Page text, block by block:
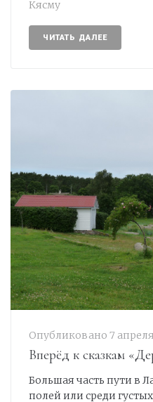
Кясму
ЧИТАТЬ ДАЛЕЕ
Опубликовано 7
Вперёд к сказкам
Большая часть пути в
полей или среди